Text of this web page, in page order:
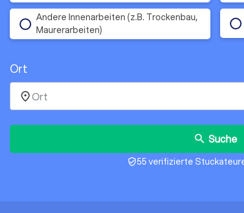
Andere Innenarbeiten (z.B. Trockenbau,
Maurerarbeiten)
Ort
place
search Suche
verified_user55 verifizierte